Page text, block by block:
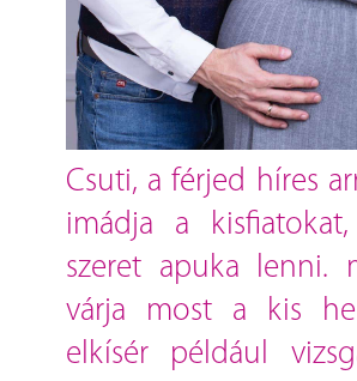
csuti, a férjed híres arról, hogy
imádja a
szeret apuka lenni.
várja most a kis
elkísér például